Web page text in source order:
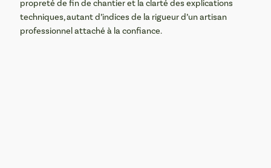
propreté de fin de chantier et la clarté des explications
techniques, autant d’indices de la rigueur d’un artisan
professionnel attaché à la confiance.